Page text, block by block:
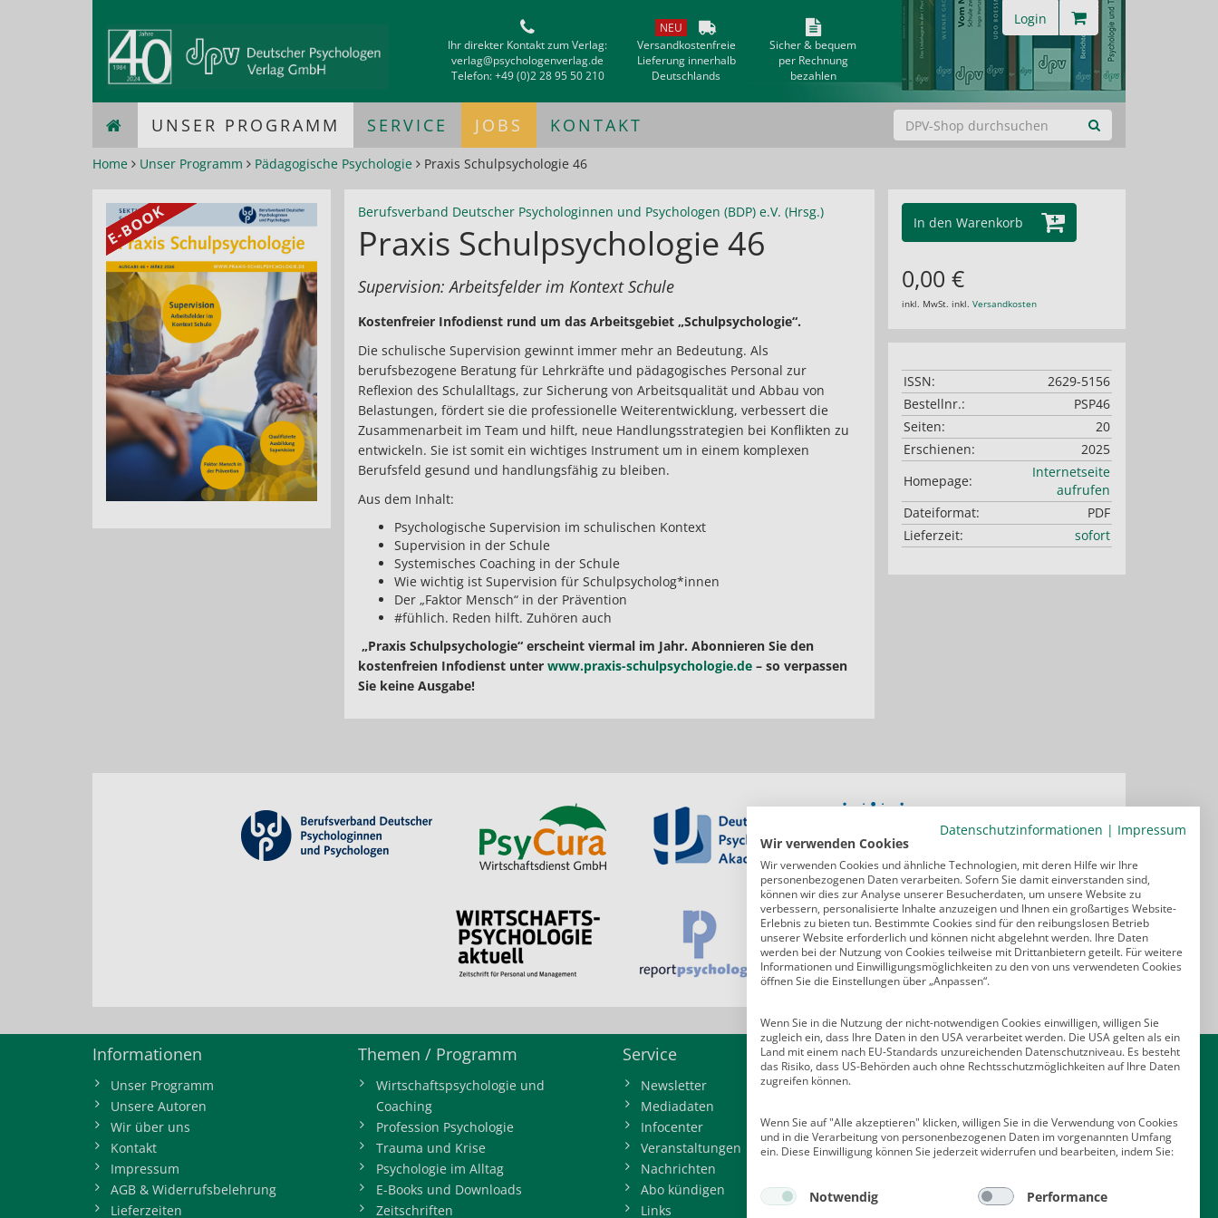
Ihr direkter Kontakt zum Verlag:
verlag@psychologenverlag.de
Telefon:+49 (0)2 28 95 50 210
NEU
Versandkostenfreie
Lieferung innerhalb
Deutschlands
Sicher & bequem
per Rechnung
bezahlen
Login
UNSER PROGRAMM SERVICE JOBS KONTAKT
Home Unser Programm Pädagogische Psychologie Praxis Schulpsychologie 46
Berufsverband Deutscher Psychologinnen und Psychologen (BDP) e.V. (Hrsg.)
Praxis Schulpsychologie 46
Supervision: Arbeitsfelder im Kontext Schule
Kostenfreier Infodienst rund um das Arbeitsgebiet „Schulpsychologie“.
Die schulische Supervision gewinnt immer mehr an Bedeutung. Als
berufsbezogene Beratung für Lehrkräfte und pädagogisches Personal zur
Reflexion des Schulalltags, zur Sicherung von Arbeitsqualität und Abbau von
Belastungen, fördert sie die professionelle Weiterentwicklung, verbessert die
Zusammenarbeit im Team und hilft, neue Handlungsstrategien bei Konflikten zu
entwickeln. Sie ist somit ein wichtiges Instrument um in einem komplexen
Berufsfeld gesund und handlungsfähig zu bleiben.
Aus dem Inhalt:
Psychologische Supervision im schulischen Kontext
Supervision in der Schule
Systemisches Coaching in der Schule
Wie wichtig ist Supervision für Schulpsycholog*innen
Der „Faktor Mensch“ in der Prävention
#fühlich. Reden hilft. Zuhören auch
„Praxis Schulpsychologie“ erscheint viermal im Jahr. Abonnieren Sie den
kostenfreien Infodienst unter www.praxis-schulpsychologie.de– so verpassen
Sie keine Ausgabe!
In den Warenkorb
0,00 €
inkl. MwSt. inkl. Versandkosten
ISSN:
2629-5156
Bestellnr.:
PSP46
Seiten:
20
Erschienen:
2025
Homepage:
Internetseite
aufrufen
Dateiformat:
PDF
Lieferzeit:
sofort
Informationen
Unser Programm
Unsere Autoren
Wir über uns
Kontakt
Impressum
AGB & Widerrufsbelehrung
Lieferzeiten
Themen / Programm
Wirtschaftspsychologie und
Coaching
Profession Psychologie
Trauma und Krise
Psychologie im Alltag
E-Books und Downloads
Zeitschriften
Service
Newsletter
Mediadaten
Infocenter
Veranstaltungen
Nachrichten
Abo kündigen
Links
Kontakt
10179 Berlin
E-Mail: verlag@psychologenverlag.de
+49 (0)2 28 95 50 210
Datenschutzinformationen | Impressum
Wir verwenden Cookies
Wir verwenden Cookies und ähnliche Technologien, mit deren Hilfe wir Ihre
personenbezogenen Daten verarbeiten. Sofern Sie damit einverstanden sind,
können wir dies zur Analyse unserer Besucherdaten, um unsere Website zu
verbessern, personalisierte Inhalte anzuzeigen und Ihnen ein großartiges Website-
Erlebnis zu bieten tun. Bestimmte Cookies sind für den reibungslosen Betrieb
unserer Website erforderlich und können nicht abgelehnt werden. Ihre Daten
werden bei der Nutzung von Cookies teilweise mit Drittanbietern geteilt. Für weitere
Informationen und Einwilligungsmöglichkeiten zu den von uns verwendeten Cookies
öffnen Sie die Einstellungen über „Anpassen“.
Wenn Sie in die Nutzung der nicht-notwendigen Cookies einwilligen, willigen Sie
zugleich ein, dass Ihre Daten in den USA verarbeitet werden. Die USA gelten als ein
Land mit einem nach EU-Standards unzureichenden Datenschutzniveau. Es besteht
das Risiko, dass US-Behörden auch ohne Rechtsschutzmöglichkeiten auf Ihre Daten
zugreifen können.
Wenn Sie auf "Alle akzeptieren" klicken, willigen Sie in die Verwendung von Cookies
und in die Verarbeitung von personenbezogenen Daten im vorgenannten Umfang
ein. Diese Einwilligung können Sie jederzeit widerrufen und bearbeiten, indem Sie:
Notwendig Performance